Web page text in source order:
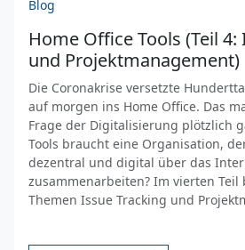
Blog
Home Office Tools (Teil
und Projektmanagement)
Die Coronakrise versetzte
auf morgen ins Home Office. Das
Frage der Digitalisierung plötzlich
Tools braucht eine Organisation,
dezentral und digital über das
zusammenarbeiten? Im vierten
Themen Issue Tracking und